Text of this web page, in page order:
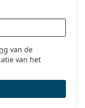
van de
van het